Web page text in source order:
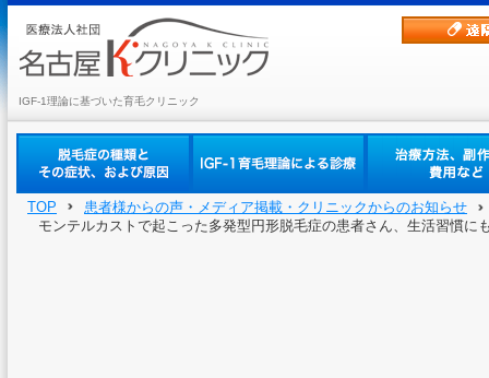
IGF-1理論に基づいた育毛クリニック
TOP
患者様からの声・メディア掲載・クリニックからのお知らせ
モンテルカストで起こった多発型円形脱毛症の患者さん、生活習慣に